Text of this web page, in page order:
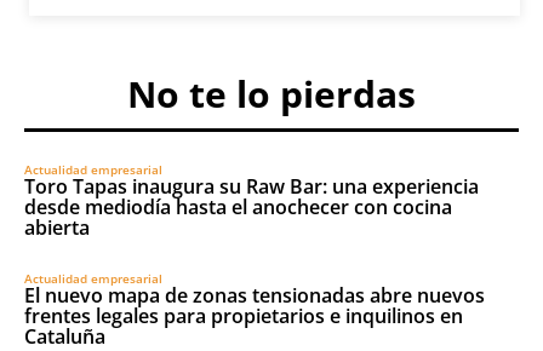
No te lo pierdas
Actualidad empresarial
Toro Tapas inaugura su Raw Bar: una experiencia
desde mediodía hasta el anochecer con cocina
abierta
Actualidad empresarial
El nuevo mapa de zonas tensionadas abre nuevos
frentes legales para propietarios e inquilinos en
Cataluña